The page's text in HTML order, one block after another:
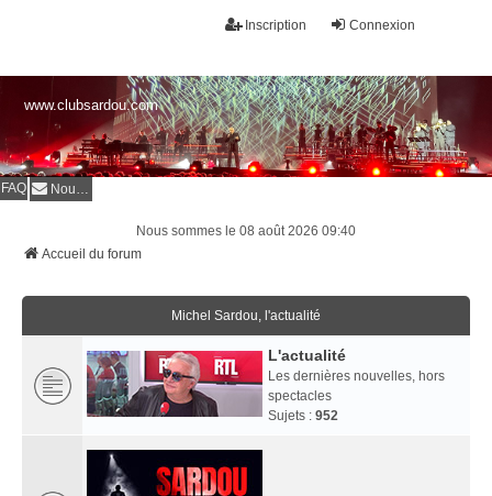
Connexion
Inscription
www.clubsardou.com
FAQ Nous contacter
Nous sommes le 08 août 2026 09:40
Accueil du forum
Michel Sardou, l'actualité
L'actualité
Les dernières nouvelles, hors
spectacles
Sujets : 952